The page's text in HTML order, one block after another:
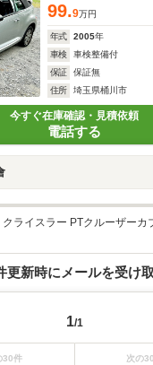
99.9万円
年式 2005年
車検
車検整備付
保証
保証無
住所
埼玉県桶川市
今すぐ在庫確認・見積依頼
電話する
クライスラー PTクルーザーカ
更新時にメールを受け
1/1
30件 次の